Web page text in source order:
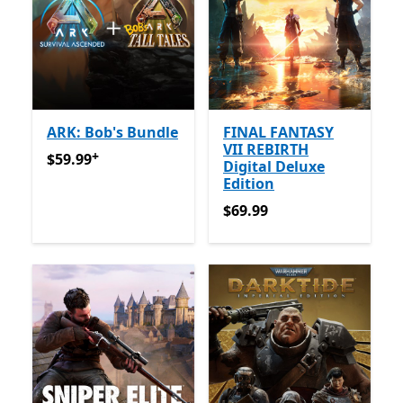
ARK: Bob's Bundle
$59.99የመተግበሪያ ግብይቶች ውስጥ ግብዣ ቀርቧል
$59.99+
FINAL FANTASY
VII REBIRTH
Digital Deluxe
Edition
$69.99
$69.99